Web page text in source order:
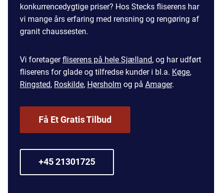
konkurrencedygtige priser? Hos Stecks fliserens har
vi mange års erfaring med rensning og rengøring af
granit chaussesten.
Vi foretagerfliserens på hele Sjælland, og har udført
fliserens for glade og tilfredse kunder i bl.a. Køge,
Ringsted, Roskilde, Hørsholm og på Amager.
Få Et Gratis Tilbud
+45 21301725